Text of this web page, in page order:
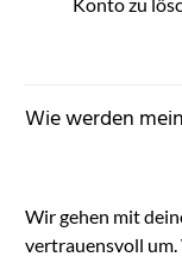
Wie werden
Wir gehen mit
vertrauensvoll